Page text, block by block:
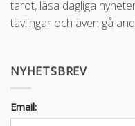
tarot, läsa dagliga
tävlingar och även gå
NYHETSBREV
Email: